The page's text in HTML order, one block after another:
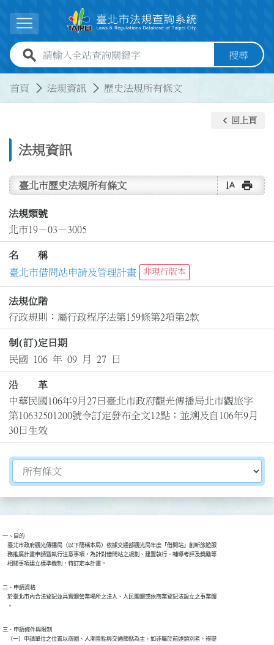
展開選單
全站查詢關鍵字欄位 搜尋
首頁 法規資訊 歷史法規所有條文
法規資訊
keyboard_arrow_left 回上頁
臺北市歷史法規所有條文 text_rotate_vertical print
法規類號
北市19－03－3005
名 稱
臺北市借問站申請及管理計畫
非現行版本
法規位階
行政規則：屬行政程序法第159條第2項第2款
制(訂)定日期
民國 106 年 09 月 27 日
沿 革
中華民國106年9月27日臺北市政府觀光傳播局北市觀旅字
第10632501200號令訂定發布全文12點；並溯及自106年9月
30日生效
切換選擇法規資訊內容
一、目的
    臺北市政府觀光傳播局（以下簡稱本局）依據交通部觀光局年度「借問站」創新旅遊服
    務推廣計畫申請暨執行注意事項，為針對借問站之規劃、建置執行、輔導考評及獎勵等
    相關事項建立標準機制，特訂定本計畫。
二、申請資格
    於臺北市內合法登記並具實體營業場所之法人、人民團體或依商業登記法設立之事業體
    。
三、申請條件與限制
    （一）申請單位之位置以商圈、人潮景點與交通節點為主，如非屬於前述類別者，得提